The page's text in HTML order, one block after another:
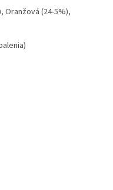
Oranžová (24-5%),